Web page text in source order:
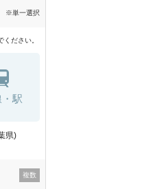
※単一選択
ださい。
駅
県)